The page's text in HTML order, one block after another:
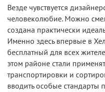
Везде чувствуется
человеколюбие. Можно
создана практически
Именно здесь впервые в
бесплатный для всех
этом районе стали
транспортировки и
вводить особые стандарты